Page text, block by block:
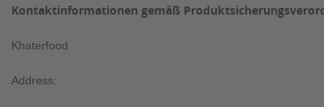
Kontaktinformationen gemäß
Khaterfood
Address: